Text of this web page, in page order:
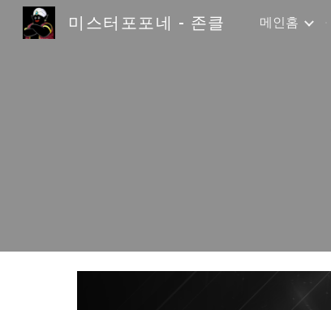
미스터포포네 - 존클 메인홈